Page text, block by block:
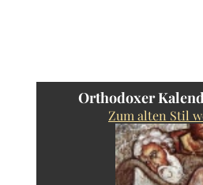
Orthodoxer
Zum alten Stil